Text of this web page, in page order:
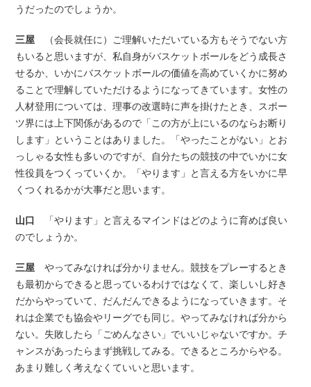
うだったのでしょうか。
三屋
（会長就任に）ご理解いただいている方もそうでない方
もいると思いますが、私自身がバスケットボールをどう成長さ
せるか、いかにバスケットボールの価値を高めていくかに努め
ることで理解していただけるようになってきています。女性の
人材登用については、理事の改選時に声を掛けたとき、スポー
ツ界には上下関係があるので「この方が上にいるのならお断り
します」ということはありました。「やったことがない」とお
っしゃる女性も多いのですが、自分たちの競技の中でいかに女
性役員をつくっていくか。「やります」と言える方をいかに早
くつくれるかが大事だと思います。
山口
「やります」と言えるマインドはどのように育めば良い
のでしょうか。
三屋やってみなければ分かりません。競技をプレーするとき
も最初からできると思っているわけではなくて、楽しいし好き
だからやっていて、だんだんできるようになっていきます。そ
れは企業でも協会やリーグでも同じ。やってみなければ分から
ない。失敗したら「ごめんなさい」でいいじゃないですか。チ
ャンスがあったらまず挑戦してみる。できるところからやる。
あまり難しく考えなくていいと思います。